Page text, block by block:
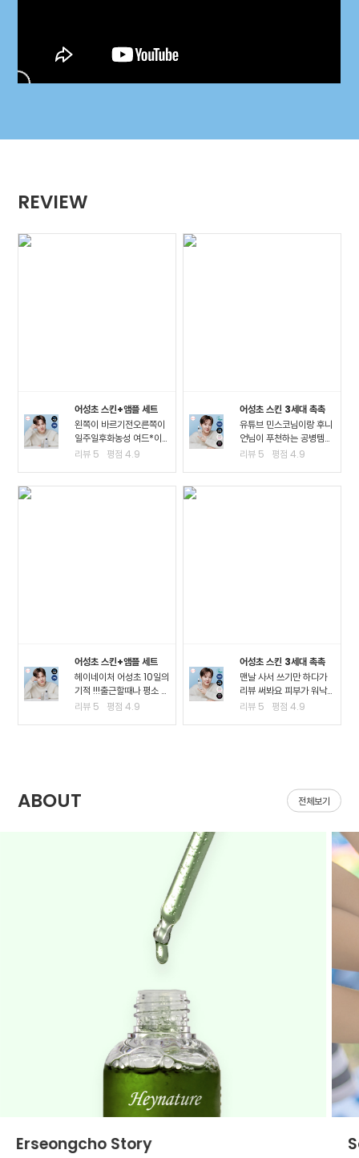
REVIEW
어성초 스킨+앰플 세트
왼쪽이 바르기전오른쪽이
일주일후화농성 여드*이
진짜 많이 진정되고 여드*
리뷰 5 평점4.9
어성초 스킨 3세대 촉촉
유튜브 민스코님이랑 후니
언님이 푸천하는 공병템이
라서 큰 맘먹고 샀는데요!!
리뷰 5 평점4.9
어성초 스킨+앰플 세트
헤이네이처 어성초 10일의
기적 !!!출근할때나 평소 밖
에서 다닐때도 계속 마스
리뷰 5 평점4.9
어성초 스킨 3세대 촉촉
맨날 사서 쓰기만 하다가
리뷰 써봐요 피부가 워낙
여드*성 피부고 툭하면 이
리뷰 5 평점4.9
ABOUT 전체보기
Erseongcho Story